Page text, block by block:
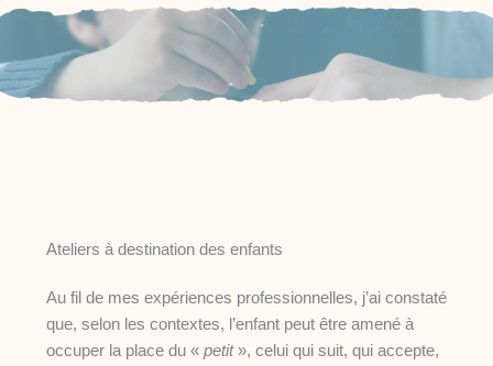
Ateliers à destination des enfants
Au fil de mes expériences professionnelles, j’ai constaté
que, selon les contextes, l’enfant peut être amené à
occuper la place du « petit», celui qui suit, qui accepte,